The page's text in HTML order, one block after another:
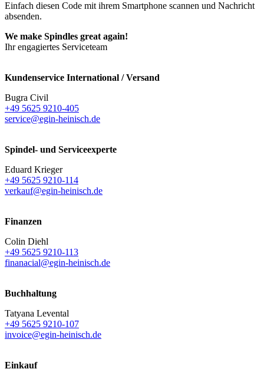
Einfach diesen Code mit ihrem Smartphone scannen und Nachricht
absenden.
We make Spindles great again!
Ihr engagiertes Serviceteam
Kundenservice International / Versand
Bugra Civil
+49 5625 9210-405
service@egin-heinisch.de
Spindel- und Serviceexperte
Eduard Krieger
+49 5625 9210-114
verkauf@egin-heinisch.de
Finanzen
Colin Diehl
+49 5625 9210-113
finanacial@egin-heinisch.de
Buchhaltung
Tatyana Levental
+49 5625 9210-107
invoice@egin-heinisch.de
Einkauf